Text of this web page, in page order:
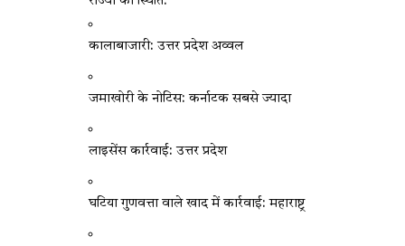
कालाबाजारी: उत्तर प्रदेश अव्वल
जमाखोरी के नोटिस: कर्नाटक सबसे ज्यादा
लाइसेंस कार्रवाई: उत्तर प्रदेश
घटिया गुणवत्ता वाले खाद में कार्रवाई: महाराष्ट्र